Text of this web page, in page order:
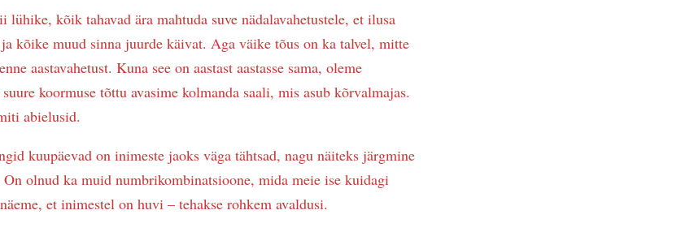
lühike, kõik tahavad ära mahtuda suve nädalavahetustele, et ilusa
kõike muud sinna juurde käivat. Aga väike tõus on ka talvel, mitte
aastavahetust. Kuna see on aastast aastasse sama, oleme
koormuse tõttu avasime kolmanda saali, mis asub kõrvalmajas.
abielusid.
kuupäevad on inimeste jaoks väga tähtsad, nagu näiteks järgmine
On olnud ka muid numbrikombinatsioone, mida meie ise kuidagi
et inimestel on huvi – tehakse rohkem avaldusi.